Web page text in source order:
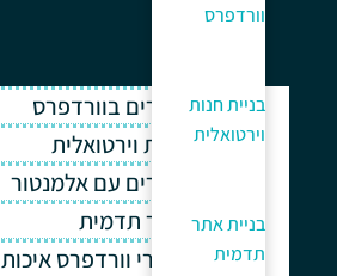
וורדפרס
בניית חנות
וירטואלית
בניית אתר
תדמית
בניית אתרים בוורדפרס
בניית חנות וירטואלית
בניית אתרים עם אלמנטור
בניית אתר תדמית
אחסון אתרי וורדפרס איכותי